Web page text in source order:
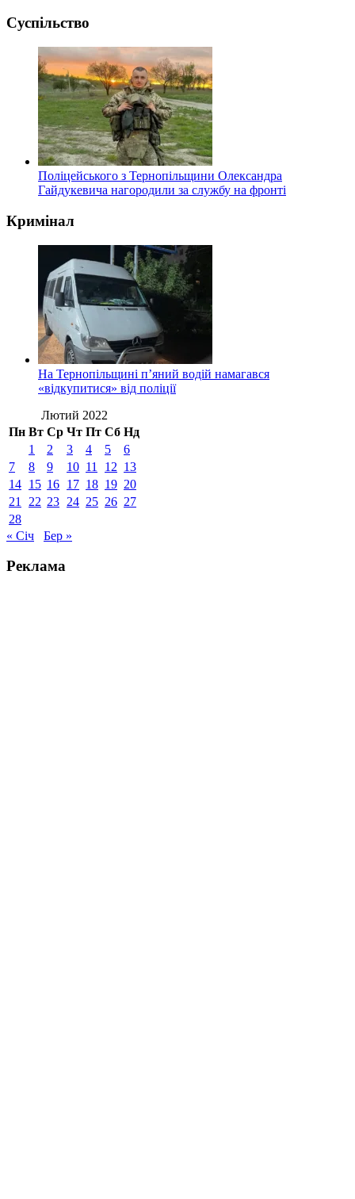
Суспільство
Поліцейського з Тернопільщини Олександра
Гайдукевича нагородили за службу на фронті
Кримінал
На Тернопільщині п’яний водій намагався
«відкупитися» від поліції
Лютий 2022
Пн Вт Ср Чт Пт Сб Нд
1
2 3 4 5
6
7
8 9 10 11 12 13
14 15 16 17 18 19 20
21
22 23 24 25 26 27
28
« Січ
Бер »
Реклама